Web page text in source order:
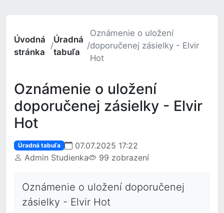
Úvodná
stránka
/
Úradná
tabuľa
/
Oznámenie o uložení
doporučenej zásielky - Elvir
Hot
Oznámenie o uložení
doporučenej zásielky - Elvir
Hot
Úradná tabuľa
07.07.2025 17:22
Admin Studienka
99 zobrazení
Oznámenie o uložení doporučenej
zásielky - Elvir Hot